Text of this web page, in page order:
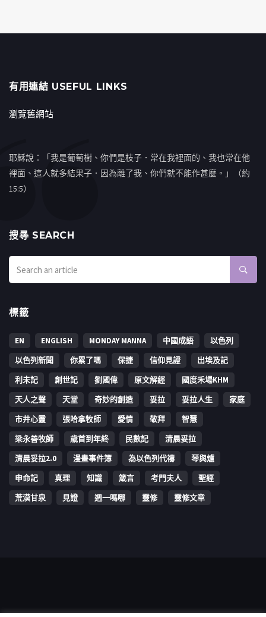
有用連結 USEFUL LINKS
瀏覽舊網站
耶穌說：「我是葡萄樹、你們是枝子．常在我裡面的、我也常在他
裡面、這人就多結果子．因為離了我、你們就不能作甚麼。」（約
15:5）
搜㝷 SEARCH
標籤
EN ENGLISH MONDAY MANNA 中國成語
以色列
以色列新聞
你累了嗎 保捷 信仰見證
出埃及記
利未記
創世記 劉國偉 原文解經
國度禾場KHM
天人之聲
天堂 奇妙的創造 妥拉 妥拉人生
家庭
市井心靈
張哈拿牧師 愛情 敬拜
智慧
梁永善牧師
歳首到年終 民數記
清晨妥拉
清晨妥拉2.0
漫畫事件簿 為以色列代禱
琴與爐
申命記
真理 知識 箴言 考門夫人
聖經
荒漠甘泉
見證 週一嗎哪 靈修 靈修文章